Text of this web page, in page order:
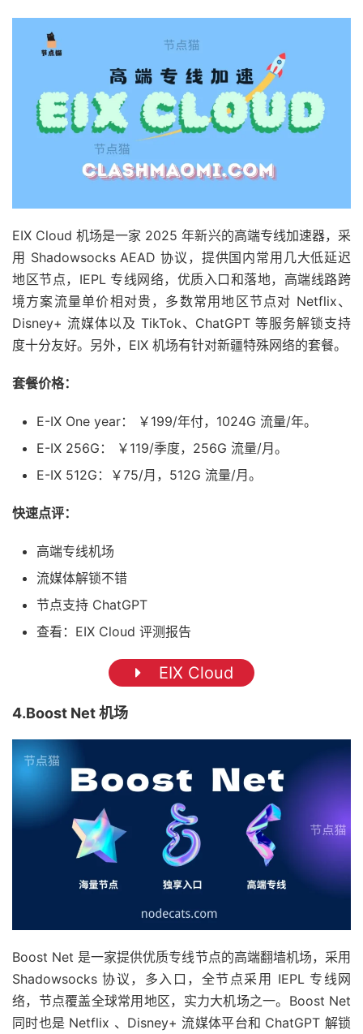
EIX Cloud 机场是一家 2025 年新兴的高端专线加速器，采
用 Shadowsocks AEAD 协议，提供国内常用几大低延迟
地区节点，IEPL 专线网络，优质入口和落地，高端线路跨
境方案流量单价相对贵，多数常用地区节点对 Netflix、
Disney+ 流媒体以及 TikTok、ChatGPT 等服务解锁支持
度十分友好。另外，EIX 机场有针对新疆特殊网络的套餐。
套餐价格：
E-IX One year： ￥199/年付，1024G 流量/年。
E-IX 256G： ￥119/季度，256G 流量/月。
E-IX 512G：￥75/月，512G 流量/月。
快速点评：
高端专线机场
流媒体解锁不错
节点支持 ChatGPT
查看：EIX Cloud 评测报告
EIX Cloud
4.Boost Net 机场
Boost Net 是一家提供优质专线节点的高端翻墙机场，采用
Shadowsocks 协议，多入口，全节点采用 IEPL 专线网
络，节点覆盖全球常用地区，实力大机场之一。Boost Net
同时也是 Netflix 、Disney+ 流媒体平台和 ChatGPT 解锁